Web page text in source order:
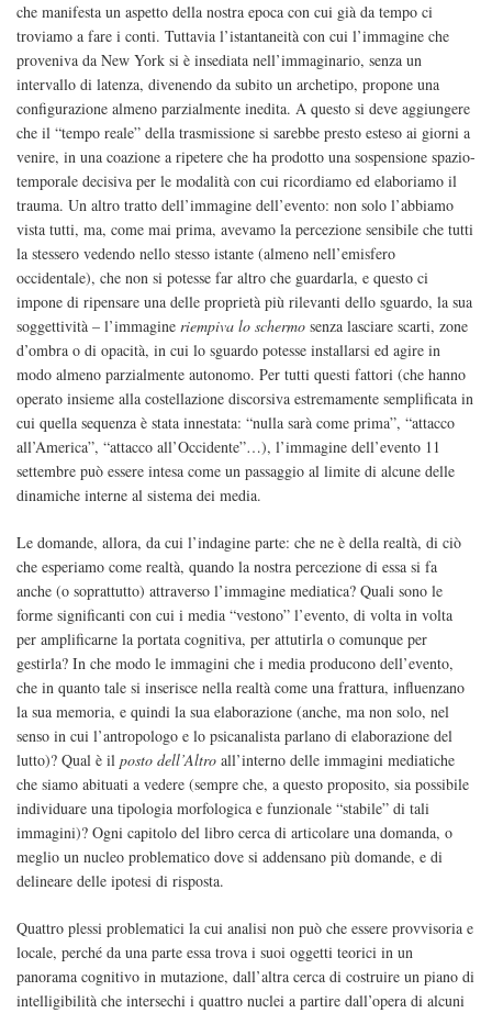
che manifesta un aspetto della nostra epoca con cui già da tempo ci
troviamo a fare i conti. Tuttavia l’istantaneità con cui l’immagine che
proveniva da New York si è insediata nell’immaginario, senza un
intervallo di latenza, divenendo da subito un archetipo, propone una
configurazione almeno parzialmente inedita. A questo si deve aggiungere
che il “tempo reale” della trasmissione si sarebbe presto esteso ai giorni a
venire, in una coazione a ripetere che ha prodotto una sospensione spazio-
temporale decisiva per le modalità con cui ricordiamo ed elaboriamo il
trauma. Un altro tratto dell’immagine dell’evento: non solo l’abbiamo
vista tutti, ma, come mai prima, avevamo la percezione sensibile che tutti
la stessero vedendo nello stesso istante (almeno nell’emisfero
occidentale), che non si potesse far altro che guardarla, e questo ci
impone di ripensare una delle proprietà più rilevanti dello sguardo, la sua
soggettività – l’immagine riempiva lo schermo senza lasciare scarti, zone
d’ombra o di opacità, in cui lo sguardo potesse installarsi ed agire in
modo almeno parzialmente autonomo. Per tutti questi fattori (che hanno
operato insieme alla costellazione discorsiva estremamente semplificata in
cui quella sequenza è stata innestata: “nulla sarà come prima”, “attacco
all’America”, “attacco all’Occidente”…), l’immagine dell’evento 11
settembre può essere intesa come un passaggio al limite di alcune delle
dinamiche interne al sistema dei media.
Le domande, allora, da cui l’indagine parte: che ne è della realtà, di ciò
che esperiamo come realtà, quando la nostra percezione di essa si fa
anche (o soprattutto) attraverso l’immagine mediatica? Quali sono le
forme significanti con cui i media “vestono” l’evento, di volta in volta
per amplificarne la portata cognitiva, per attutirla o comunque per
gestirla? In che modo le immagini che i media producono dell’evento,
che in quanto tale si inserisce nella realtà come una frattura, influenzano
la sua memoria, e quindi la sua elaborazione (anche, ma non solo, nel
senso in cui l’antropologo e lo psicanalista parlano di elaborazione del
lutto)? Qual è il posto dell’Altro all’interno delle immagini mediatiche
che siamo abituati a vedere (sempre che, a questo proposito, sia possibile
individuare una tipologia morfologica e funzionale “stabile” di tali
immagini)? Ogni capitolo del libro cerca di articolare una domanda, o
meglio un nucleo problematico dove si addensano più domande, e di
delineare delle ipotesi di risposta.
Quattro plessi problematici la cui analisi non può che essere provvisoria e
locale, perché da una parte essa trova i suoi oggetti teorici in un
panorama cognitivo in mutazione, dall’altra cerca di costruire un piano di
intelligibilità che intersechi i quattro nuclei a partire dall’opera di alcuni